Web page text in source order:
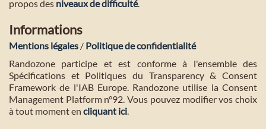
propos des niveaux de difficulté.
Informations
Mentions légales / Politique de confidentialité
Randozone participe et est conforme à l'ensemble des
Spécifications et Politiques du Transparency & Consent
Framework de l'IAB Europe. Randozone utilise la Consent
Management Platform n°92. Vous pouvez modifier vos choix
à tout moment en cliquant ici.